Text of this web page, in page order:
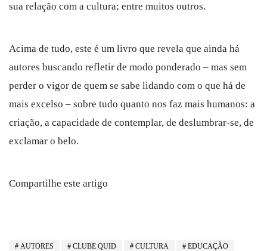
sua relação com a cultura; entre muitos outros.
Acima de tudo, este é um livro que revela que ainda há
autores buscando refletir de modo ponderado – mas sem
perder o vigor de quem se sabe lidando com o que há de
mais excelso – sobre tudo quanto nos faz mais humanos: a
criação, a capacidade de contemplar, de deslumbrar-se, de
exclamar o belo.
Compartilhe este artigo
AUTORES CLUBE QUID CULTURA
EDUCAÇÃO